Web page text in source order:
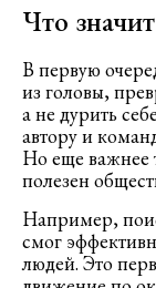
Что
В первую
из головы,
а не дурить
автору и
Но еще важнее
полезен
Например,
смог
людей. Это